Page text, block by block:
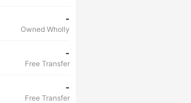
-
Owned Wholly
-
Free Transfer
-
Free Transfer